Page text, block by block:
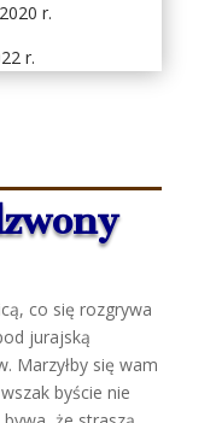
r.
r.
co się rozgrywa
jurajską
Marzyłby się wam
byście nie